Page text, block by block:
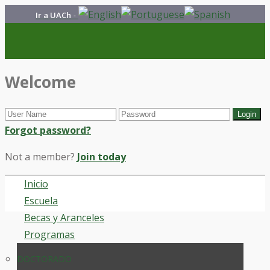
Ir a UACh -
Welcome
Forgot password?
Not a member? Join today
Inicio
Escuela
Becas y Aranceles
Programas
DOCTORADO